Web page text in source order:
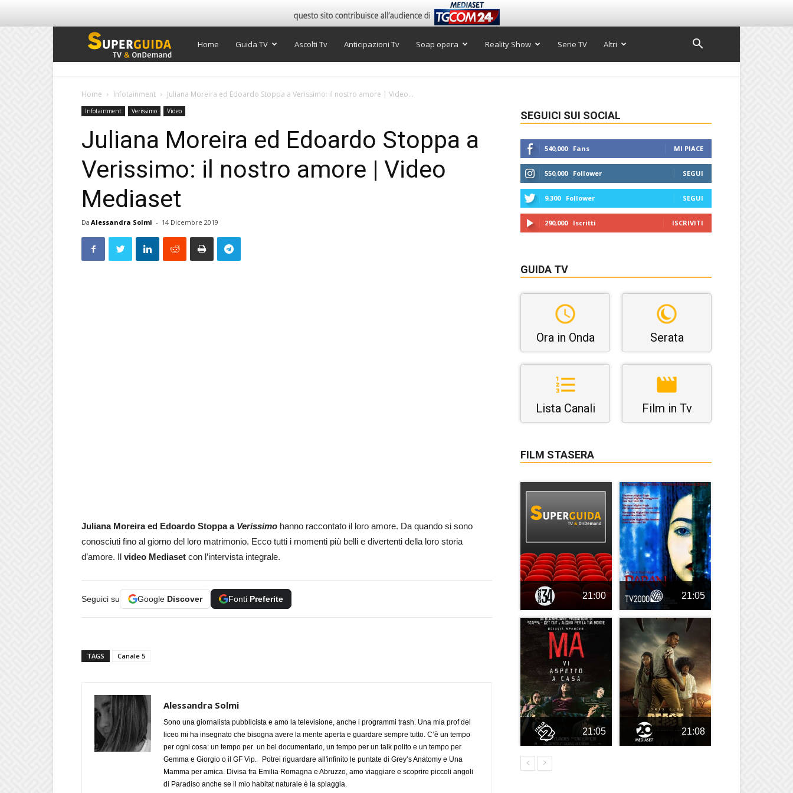
Super
Home Guida TV Ascolti Tv Anticipazioni Tv Soap opera Reality Show Serie TV Altri
Home Infotainment Juliana Moreira ed Edoardo Stoppa a Verissimo: il nostro amore | Video...
Infotainment Verissimo Video
Juliana Moreira ed Edoardo Stoppa a
Verissimo: il nostro amore | Video
Mediaset
Da Alessandra Solmi - 14 Dicembre 2019
Juliana Moreira ed Edoardo Stoppa a Verissimo hanno raccontato il loro amore. Da quando si sono
conosciuti fino al giorno del loro matrimonio. Ecco tutti i momenti più belli e divertenti della loro storia
d’amore. Il video Mediaset con l’intervista integrale.
Seguici su Google Discover Fonti Preferite
TAGS Canale 5
Alessandra Solmi
Sono una giornalista pubblicista e amo la televisione, anche i programmi trash. Una mia prof del
liceo mi ha insegnato che bisogna avere la mente aperta e guardare sempre tutto. C’è un tempo
per ogni cosa: un tempo per un bel documentario, un tempo per un talk polito e un tempo per
Gemma e Giorgio o il GF Vip. Potrei riguardare all'infinito le puntate di Grey’s Anatomy e Una
Mamma per amica. Divisa fra Emilia Romagna e Abruzzo, amo viaggiare e scoprire piccoli angoli
di Paradiso anche se il mio habitat naturale è la spiaggia.
SEGUICI SUI SOCIAL
540,000 Fans MI PIACE
550,000 Follower SEGUI
9,300 Follower SEGUI
290,000 Iscritti ISCRIVITI
GUIDA TV
Ora in Onda Serata
Lista Canali Film in Tv
FILM STASERA
21:00 21:05
21:05 21:08